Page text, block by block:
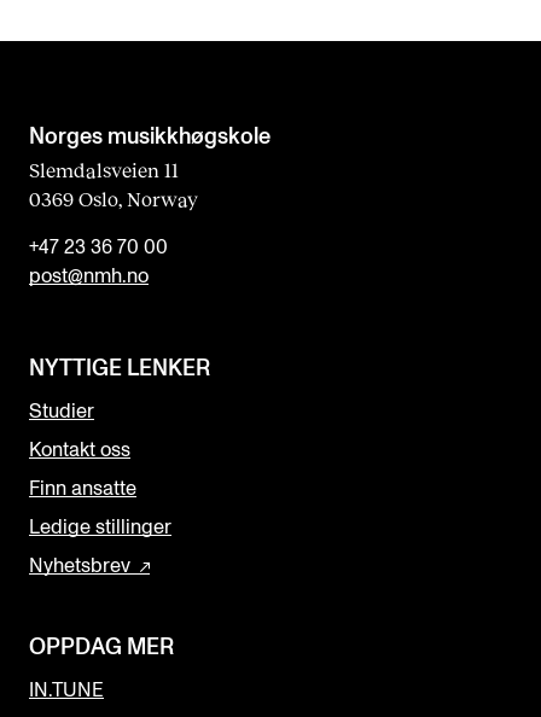
Norges musikk­høgskole
Slemdalsveien 11
0369 Oslo, Norway
+47 23 36 70 00
post@nmh.no
NYTTIGE LENKER
Studier
Kontakt oss
Finn ansatte
Ledige stillinger
Nyhetsbrev
OPPDAG MER
IN.TUNE